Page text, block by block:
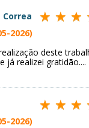
Correa
2026)
deste
já realizei gratidão....
2026)